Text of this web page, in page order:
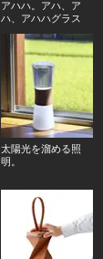
アハハ。アハ、ア
ハ、アハハグラス
太陽光を溜める照
明。